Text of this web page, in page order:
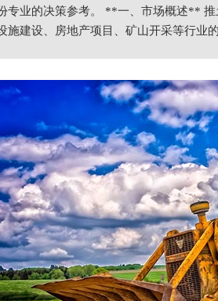
专业的决策参考。 **一、市场概述**
施建设、房地产项目、矿山开采等行业